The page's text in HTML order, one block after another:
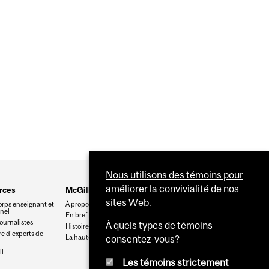
enseignant et
d’experts de
McGill
À propos de McGill
En bref
Histoire
La haute direction
Nous utilisons des témoins pour
améliorer la convivialité de nos
sites Web.
À quels types de témoins
consentez-vous?
Les témoins strictement